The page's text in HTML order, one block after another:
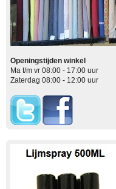
Openingstijden winkel
Ma t/m vr 08:00 - 17:00 uur
Zaterdag 08:00 - 12:00 uur